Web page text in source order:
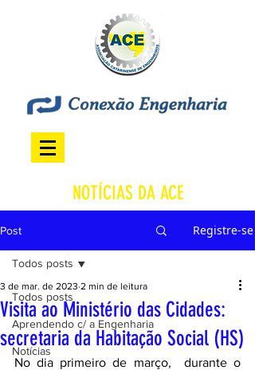
NOTÍCIAS DA ACE
Post Registre-se
Todos posts
Aprendendo c/ a Engenharia
Notícias
Todos posts
Visita ao Ministério das Cidades:
secretaria da Habitação Social (HS)
3 de mar. de 2023 2 min de leitura
No dia primeiro de março,  durante o